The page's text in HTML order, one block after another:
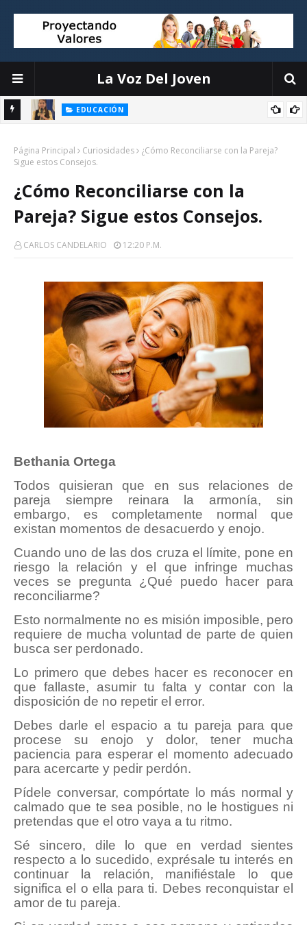
La Voz Del Joven
EDUCACIÓN
Página Principal Curiosidades
¿Cómo Reconciliarse con la Pareja?
Sigue estos Consejos.
¿Cómo Reconciliarse con la
Pareja? Sigue estos Consejos.
CARLOS CANDELARIO 12:20 P.m.
Bethania Ortega
Todos quisieran que en sus relaciones de
pareja siempre reinara la armonía, sin
embargo, es completamente normal que
existan momentos de desacuerdo y enojo.
Cuando uno de las dos cruza el límite, pone en
riesgo la relación y el que infringe muchas
veces se pregunta ¿Qué puedo hacer para
reconciliarme?
Esto normalmente no es misión imposible, pero
requiere de mucha voluntad de parte de quien
busca ser perdonado.
Lo primero que debes hacer es reconocer en
que fallaste, asumir tu falta y contar con la
disposición de no repetir el error.
Debes darle el espacio a tu pareja para que
procese su enojo y dolor, tener mucha
paciencia para esperar el momento adecuado
para acercarte y pedir perdón.
Pídele conversar, compórtate lo más normal y
calmado que te sea posible, no le hostigues ni
pretendas que el otro vaya a tu ritmo.
Sé sincero, dile lo que en verdad sientes
respecto a lo sucedido, exprésale tu interés en
continuar la relación, manifiéstale lo que
significa el o ella para ti. Debes reconquistar el
amor de tu pareja.